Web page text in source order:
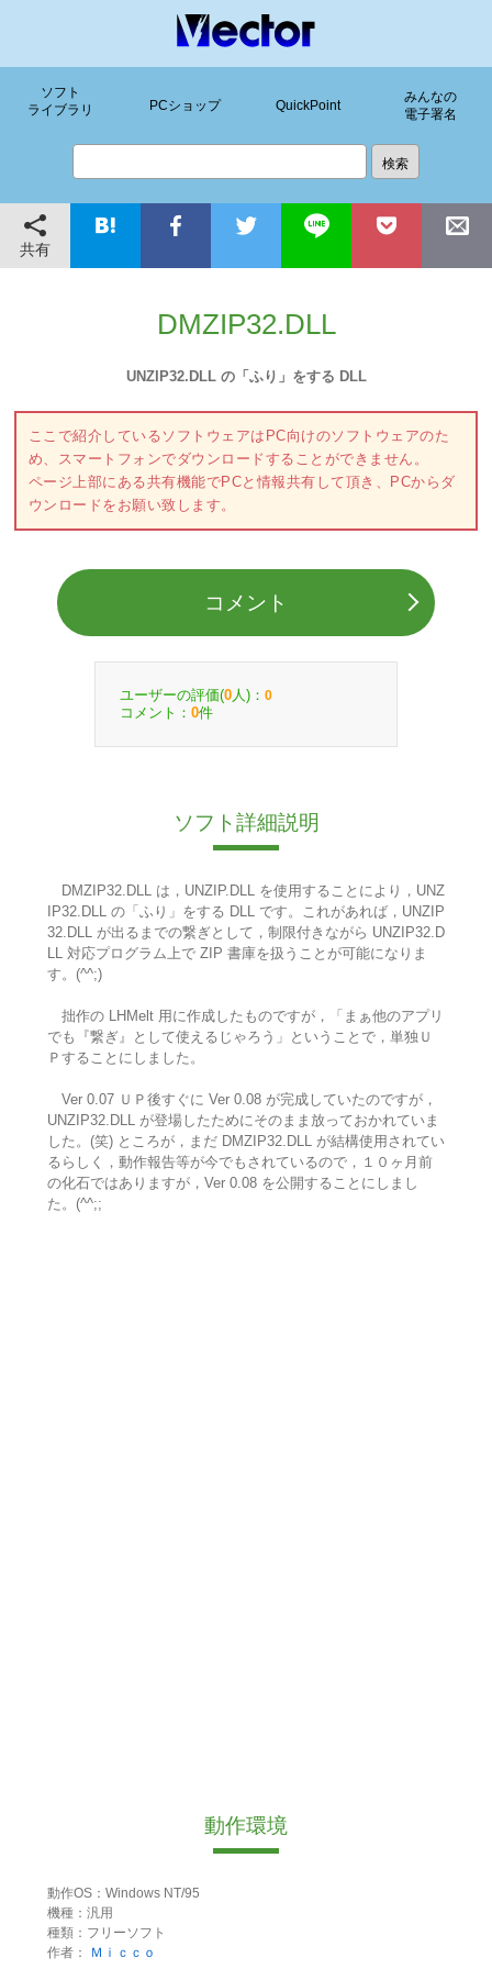
ソフト
ライブラリ
PCショップ QuickPoint
みんなの
電子署名
共有
DMZIP32.DLL
UNZIP32.DLL の「ふり」をする DLL
ここで紹介しているソフトウェアはPC向けのソフトウェアのた
め、スマートフォンでダウンロードすることができません。
ページ上部にある共有機能でPCと情報共有して頂き、PCからダ
ウンロードをお願い致します。
コメント
ユーザーの評価(0 人)： 0
コメント： 0件
ソフト詳細説明
DMZIP32.DLL は，UNZIP.DLL を使用することにより，UNZ
IP32.DLL の「ふり」をする DLL です。これがあれば，UNZIP
32.DLL が出るまでの繋ぎとして，制限付きながら UNZIP32.D
LL 対応プログラム上で ZIP 書庫を扱うことが可能になりま
す。(^^;)
拙作の LHMelt 用に作成したものですが，「まぁ他のアプリ
でも『繋ぎ』として使えるじゃろう」ということで，単独Ｕ
Ｐすることにしました。
Ver 0.07 ＵＰ後すぐに Ver 0.08 が完成していたのですが，
UNZIP32.DLL が登場したためにそのまま放っておかれていま
した。(笑) ところが，まだ DMZIP32.DLL が結構使用されてい
るらしく，動作報告等が今でもされているので，１０ヶ月前
の化石ではありますが，Ver 0.08 を公開することにしまし
た。(^^;;
動作環境
動作OS：Windows NT/95
機種：汎用
種類：フリーソフト
作者：
Ｍｉｃｃｏ